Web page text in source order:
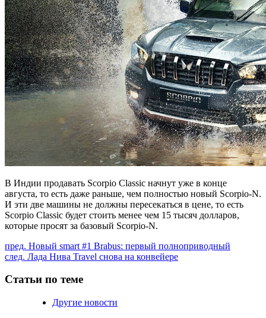
В Индии продавать Scorpio Classic начнут уже в конце
августа, то есть даже раньше, чем полностью новый Scorpio-N.
И эти две машины не должны пересекаться в цене, то есть
Scorpio Classic будет стоить менее чем 15 тысяч долларов,
которые просят за базовый Scorpio-N.
Продолжить
чтение
пред. Новый smart #1 Brabus: первый полноприводный
след. Лада Нива Travel снова на конвейере
Статьи по теме
Другие новости